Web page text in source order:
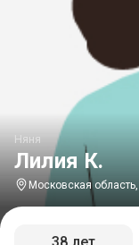
Лилия К.
Няня
Московская